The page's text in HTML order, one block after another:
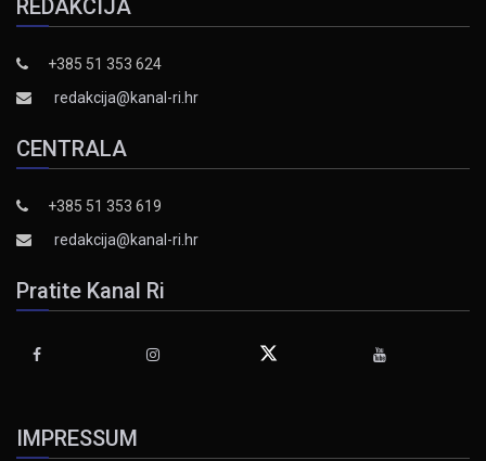
REDAKCIJA
+385 51 353 624
redakcija@kanal-ri.hr
CENTRALA
+385 51 353 619
redakcija@kanal-ri.hr
Pratite Kanal Ri
IMPRESSUM